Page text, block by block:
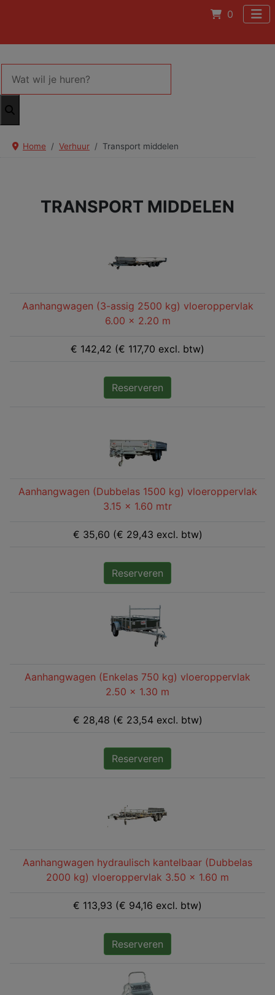
0
Home Verhuur Transport middelen
TRANSPORT MIDDELEN
Aanhangwagen (3-assig 2500 kg) vloeroppervlak
6.00 x 2.20 m
€ 142,42 (€ 117,70 excl. btw)
Reserveren
Aanhangwagen (Dubbelas 1500 kg) vloeroppervlak
3.15 x 1.60 mtr
€ 35,60 (€ 29,43 excl. btw)
Reserveren
Aanhangwagen (Enkelas 750 kg) vloeroppervlak
2.50 x 1.30 m
€ 28,48 (€ 23,54 excl. btw)
Reserveren
Aanhangwagen hydraulisch kantelbaar (Dubbelas
2000 kg) vloeroppervlak 3.50 x 1.60 m
€ 113,93 (€ 94,16 excl. btw)
Reserveren